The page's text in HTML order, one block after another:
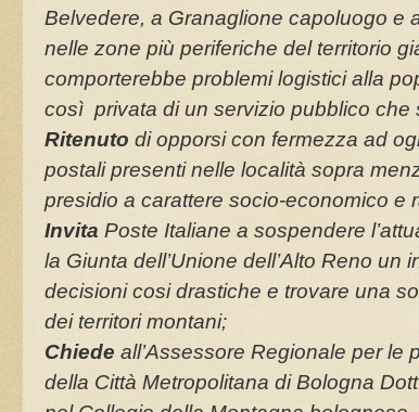
Belvedere, a Granaglione capoluogo e
nelle zone più periferiche del territorio
comporterebbe problemi logistici alla
così privata di un servizio pubblico che
Ritenuto di opporsi con fermezza ad
postali presenti nelle località sopra
presidio a carattere socio-economico e
Invita Poste Italiane a sospendere
la Giunta dell’Unione dell’Alto Reno
decisioni cosi drastiche e trovare una
dei territori montani;
Chiede all’Assessore Regionale per le
della Città Metropolitana di Bologna